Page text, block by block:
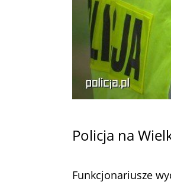
Policja na
Funkcjonariusze